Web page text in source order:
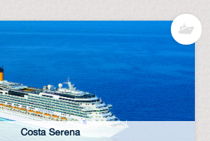
Costa Serena